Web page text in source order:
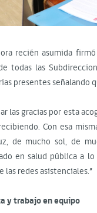
recién asumida
todas las
presentes señalando
las gracias por esta
Con esa
de mucho sol, de
en salud pública a
las redes asistenciales.”
y trabajo en equipo